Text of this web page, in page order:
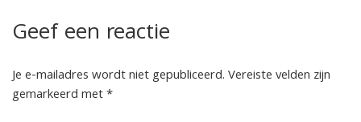
Geef een reactie
Je e-mailadres wordt niet gepubliceerd.Vereiste velden zijn
gemarkeerd met*